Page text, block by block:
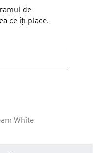
de
ce îți place.
White